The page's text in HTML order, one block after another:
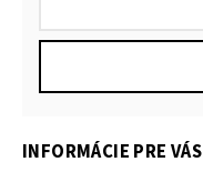
INFORMÁCIE PRE VÁS